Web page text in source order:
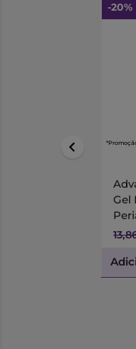
-20%
Gel